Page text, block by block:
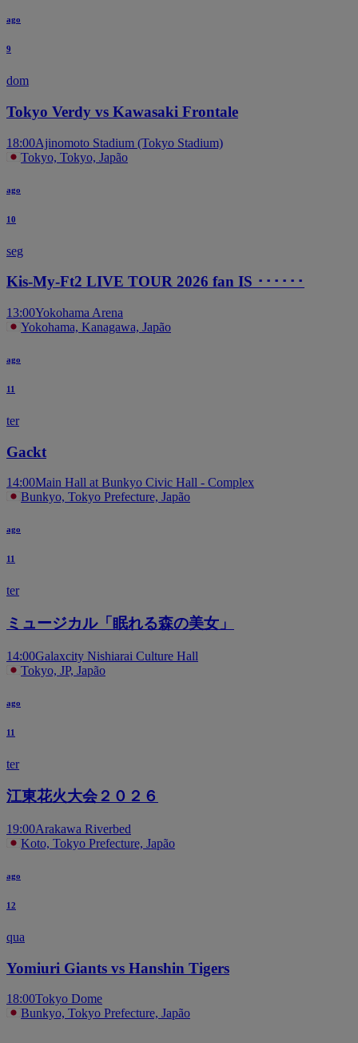
ago
9
dom
Tokyo Verdy vs Kawasaki Frontale
18:00Ajinomoto Stadium (Tokyo Stadium)
Tokyo, Tokyo, Japão
ago
10
seg
Kis-My-Ft2 LIVE TOUR 2026 fan IS ･･････
13:00Yokohama Arena
Yokohama, Kanagawa, Japão
ago
11
ter
Gackt
14:00Main Hall at Bunkyo Civic Hall - Complex
Bunkyo, Tokyo Prefecture, Japão
ago
11
ter
ミュージカル「眠れる森の美女」
14:00Galaxcity Nishiarai Culture Hall
Tokyo, JP, Japão
ago
11
ter
江東花火大会２０２６
19:00Arakawa Riverbed
Koto, Tokyo Prefecture, Japão
ago
12
qua
Yomiuri Giants vs Hanshin Tigers
18:00Tokyo Dome
Bunkyo, Tokyo Prefecture, Japão